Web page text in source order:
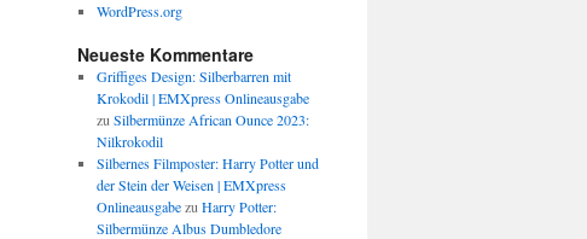
WordPress.org
Neueste Kommentare
Griffiges Design: Silberbarren mit
Krokodil | EMXpress Onlineausgabe
zu Silbermünze African Ounce 2023:
Nilkrokodil
Silbernes Filmposter: Harry Potter und
der Stein der Weisen | EMXpress
Onlineausgabezu Harry Potter:
Silbermünze Albus Dumbledore